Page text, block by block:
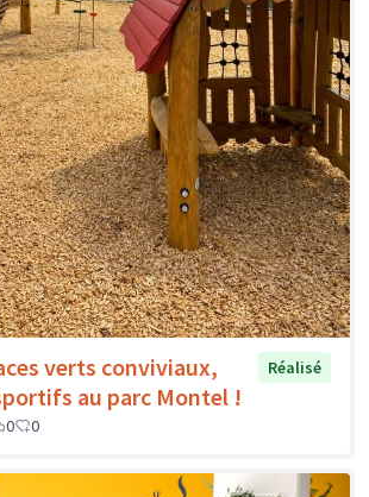
verts conviviaux,
au parc Montel !
Réalisé
0 0